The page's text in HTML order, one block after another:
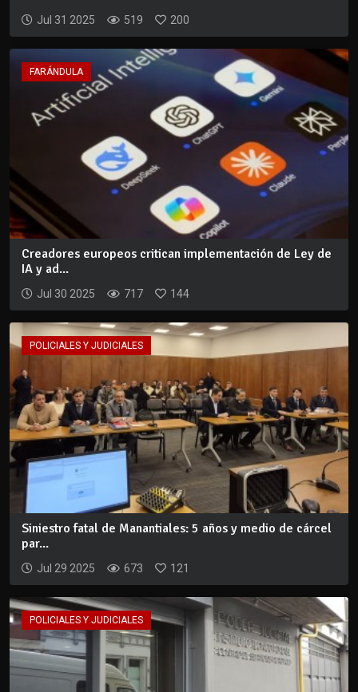
Jul 31 2025 519 200
FARÁNDULA
Creadores europeos critican implementación de Ley de
IA y ad...
Jul 30 2025 717 144
POLICIALES Y JUDICIALES
Siniestro fatal de Manantiales: 5 años y medio de cárcel
par...
Jul 29 2025 673 121
POLICIALES Y JUDICIALES